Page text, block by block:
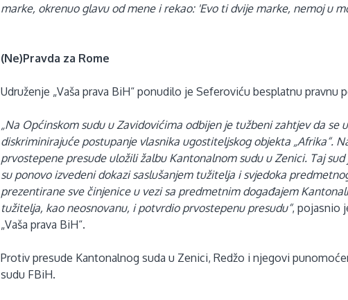
marke, okrenuo glavu od mene i rekao: 'Evo ti dvije marke, nemoj u
(Ne)Pravda za Rome
Udruženje „Vaša prava BiH“ ponudilo je Seferoviću besplatnu pravnu
„Na Općinskom sudu u Zavidovićima odbijen je tužbeni zahtjev da se
diskriminirajuće postupanje vlasnika ugostiteljskog objekta „Afrika“.
prvostepene presude uložili žalbu Kantonalnom sudu u Zenici. Taj
su ponovo izvedeni dokazi saslušanjem tužitelja i svjedoka
prezentirane sve činjenice u vezi sa predmetnim događajem
tužitelja, kao neosnovanu, i potvrdio prvostepenu presudu“, pojasnio
„Vaša prava BiH“.
Protiv presude Kantonalnog suda u Zenici, Redžo i njegovi
sudu FBiH.